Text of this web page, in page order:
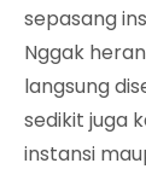
sepasang
Nggak
langsung
sedikit juga
instansi